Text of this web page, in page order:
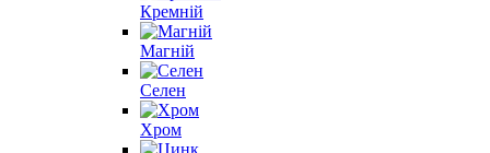
Кремній
Магній
Селен
Хром